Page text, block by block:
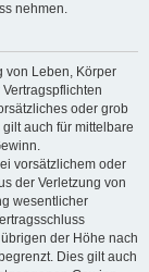
nehmen.
von Leben, Körper
oder grob
auch für mittelbare
vorsätzlichem oder
der Verletzung von
wesentlicher
der Höhe nach
Dies gilt auch